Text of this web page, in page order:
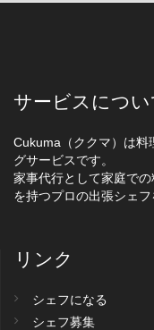
サービスについ
Cukuma（ククマ）は料
グサービスです。
家事代行として家庭で
を持つプロの出張シェフ
リンク
シェフになる
シェフ募集